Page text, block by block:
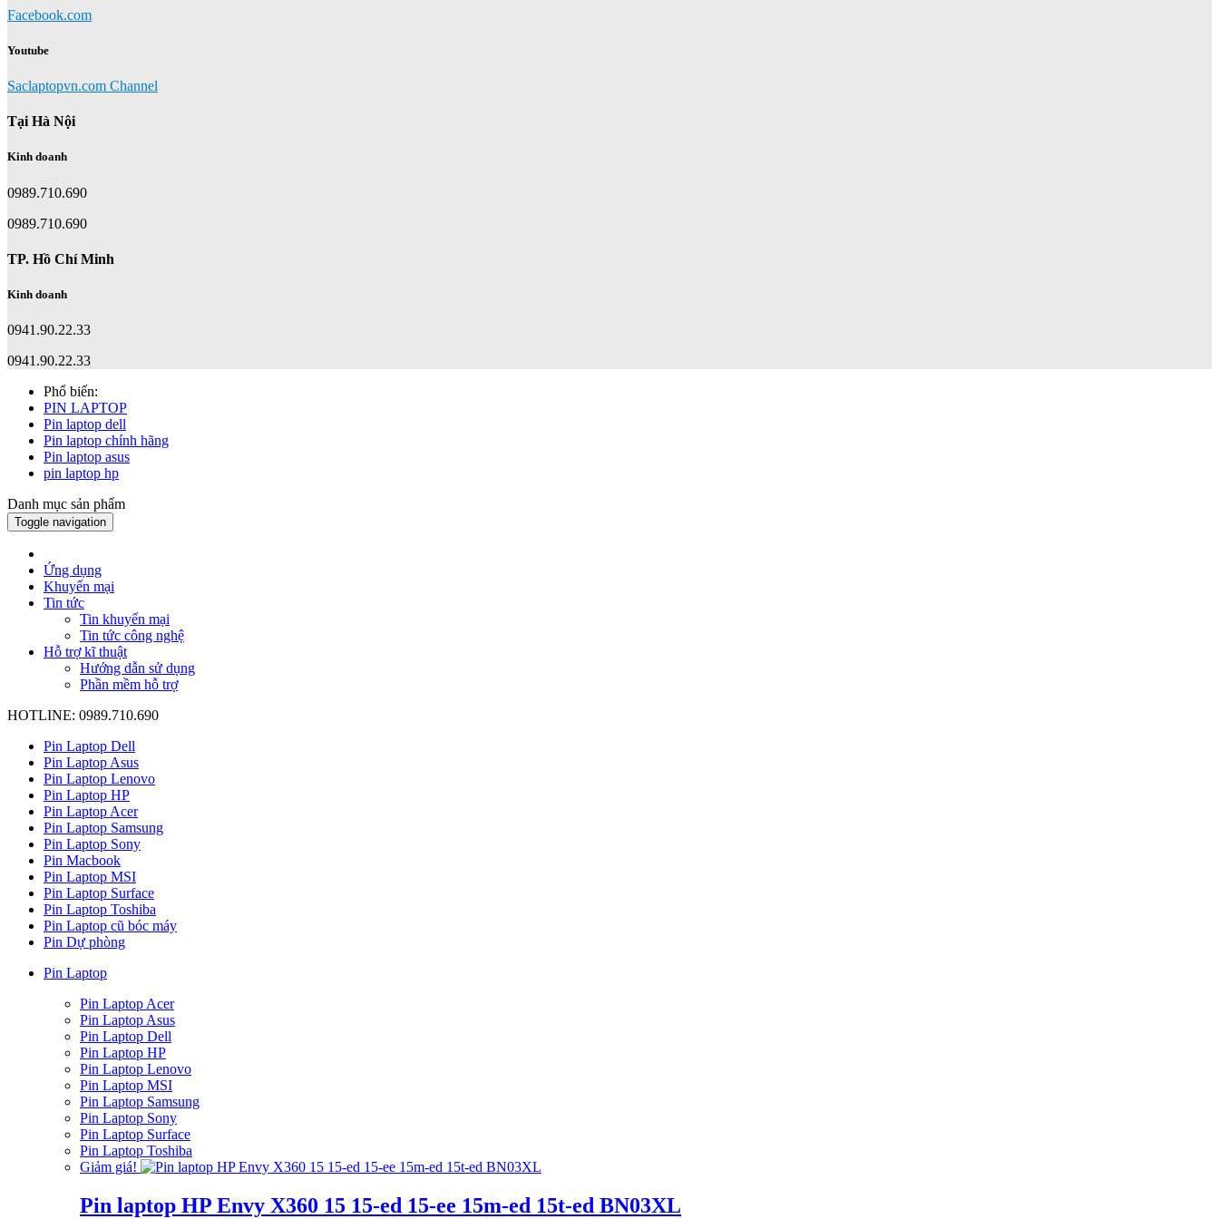
Facebook.com
Youtube
Saclaptopvn.com Channel
Tại Hà Nội
Kinh doanh
0989.710.690
0989.710.690
TP. Hồ Chí Minh
Kinh doanh
0941.90.22.33
0941.90.22.33
Phổ biến:
PIN LAPTOP
Pin laptop dell
Pin laptop chính hãng
Pin laptop asus
pin laptop hp
Danh mục sản phẩm
Toggle navigation
Ứng dụng
Khuyến mại
Tin tức
Tin khuyến mại
Tin tức công nghệ
Hỗ trợ kĩ thuật
Hướng dẫn sử dụng
Phần mềm hỗ trợ
HOTLINE: 0989.710.690
Pin Laptop Dell
Pin Laptop Asus
Pin Laptop Lenovo
Pin Laptop HP
Pin Laptop Acer
Pin Laptop Samsung
Pin Laptop Sony
Pin Macbook
Pin Laptop MSI
Pin Laptop Surface
Pin Laptop Toshiba
Pin Laptop cũ bóc máy
Pin Dự phòng
Pin Laptop
Pin Laptop Acer
Pin Laptop Asus
Pin Laptop Dell
Pin Laptop HP
Pin Laptop Lenovo
Pin Laptop MSI
Pin Laptop Samsung
Pin Laptop Sony
Pin Laptop Surface
Pin Laptop Toshiba
Giảm giá!
Pin laptop HP Envy X360 15 15-ed 15-ee 15m-ed 15t-ed BN03XL